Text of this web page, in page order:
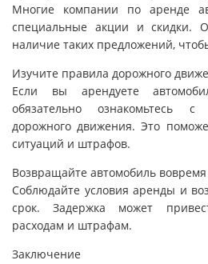
Многие компании по аренде
специальные акции и скидки.
наличие таких предложений,
Изучите правила дорожного
Если вы арендуете
обязательно ознакомьтесь
дорожного движения. Это
ситуаций и штрафов.
Возвращайте автомобиль вовремя
Соблюдайте условия аренды и
срок. Задержка может
расходам и штрафам.
Заключение